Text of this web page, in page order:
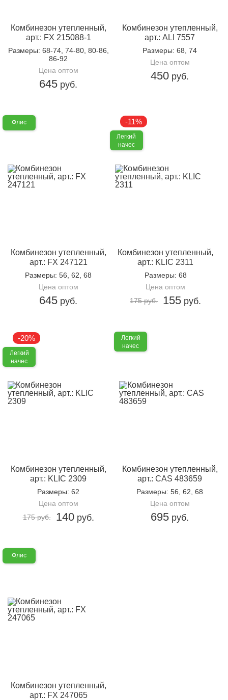
Комбинезон утепленный,
арт.: FX 215088-1
Размеры: 68-74, 74-80, 80-86,
86-92
Цена оптом
645 руб.
Комбинезон утепленный,
арт.: ALI 7557
Размеры: 68, 74
Цена оптом
450 руб.
Флис
Комбинезон утепленный,
арт.: FX 247121
Размеры: 56, 62, 68
Цена оптом
645 руб.
-11%
Легкий
начес
Комбинезон утепленный,
арт.: KLIC 2311
Размеры: 68
Цена оптом
175 руб.
155 руб.
-20%
Легкий
начес
Комбинезон утепленный,
арт.: KLIC 2309
Размеры: 62
Цена оптом
175 руб.
140руб.
Легкий
начес
Комбинезон утепленный,
арт.: CAS 483659
Размеры: 56, 62, 68
Цена оптом
695 руб.
Флис
Комбинезон утепленный,
арт.: FX 247065